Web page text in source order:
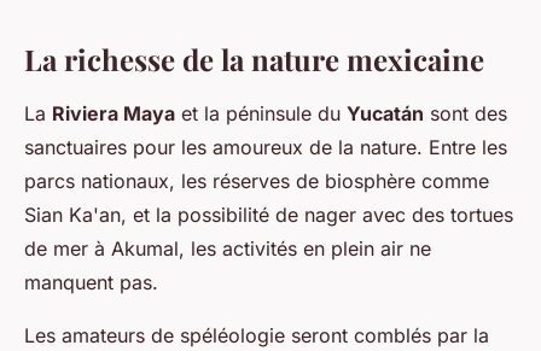
La richesse de la nature mexicaine
La Riviera Maya et la péninsule du Yucatán sont des
sanctuaires pour les amoureux de la nature. Entre les
parcs nationaux, les réserves de biosphère comme
Sian Ka'an, et la possibilité de nager avec des tortues
de mer à Akumal, les activités en plein air ne
manquent pas.
Les amateurs de spéléologie seront comblés par la